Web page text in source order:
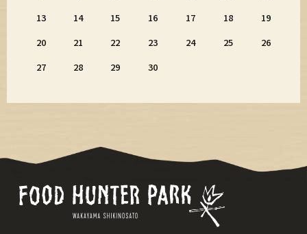
13
14 15 16 17 18
19
20
21 22 23 24 25
26
27
28 29 30